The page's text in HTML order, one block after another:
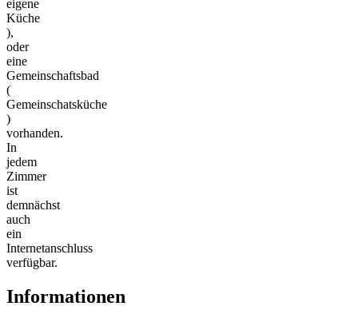
eigene
Küche
),
oder
eine
Gemeinschaftsbad
(
Gemeinschatsküche
)
vorhanden.
In
jedem
Zimmer
ist
demnächst
auch
ein
Internetanschluss
verfügbar.
Informationen